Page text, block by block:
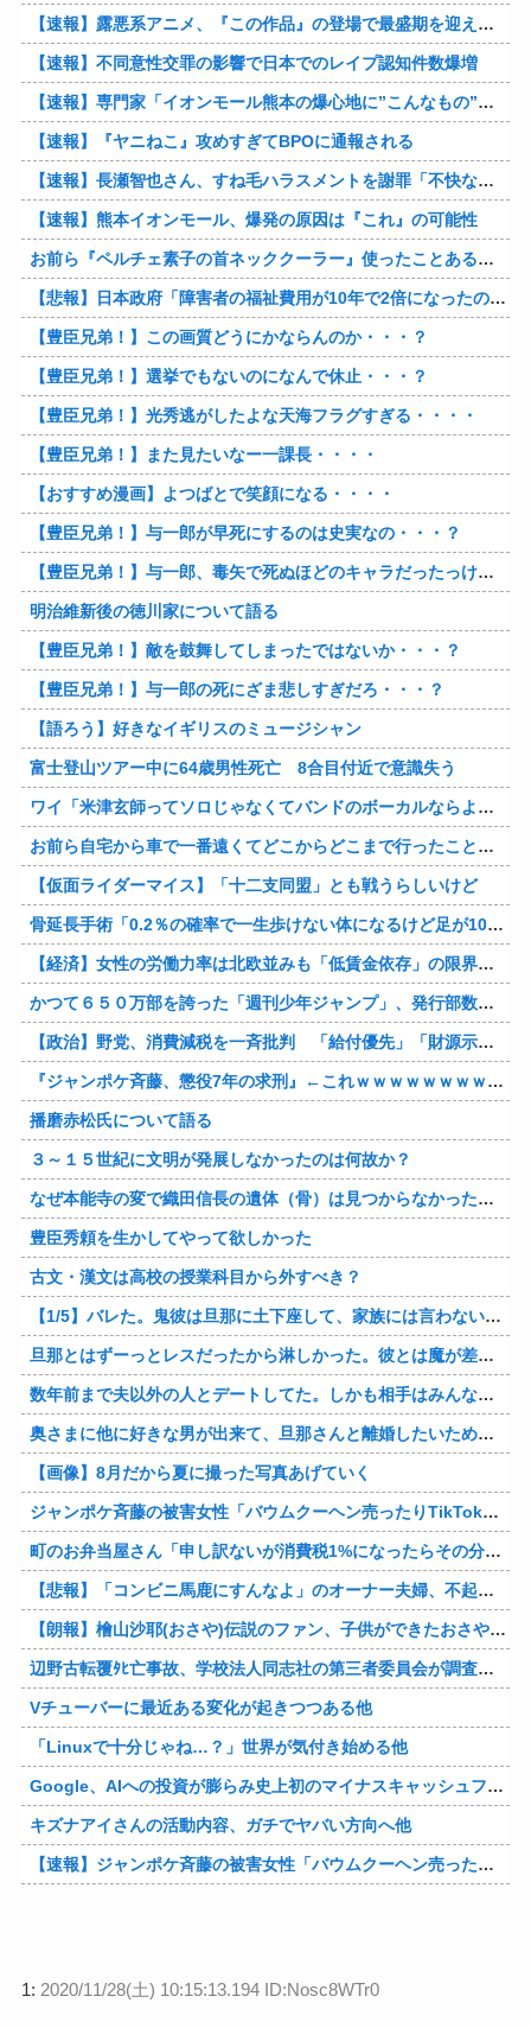
【速報】露悪系アニメ、『この作品』の登場で最盛期を迎えてしまう…
【速報】不同意性交罪の影響で日本でのレイプ認知件数爆増
【速報】専門家「イオンモール熊本の爆心地に”こんなもの”があったんだけど…」
【速報】『ヤニねこ』攻めすぎてBPOに通報される
【速報】長瀬智也さん、すね毛ハラスメントを謝罪「不快な思いをさせて申し訳ありませんでした」
【速報】熊本イオンモール、爆発の原因は『これ』の可能性
お前ら『ペルチェ素子の首ネッククーラー』使ったことあるか？
【悲報】日本政府「障害者の福祉費用が10年で2倍になったので抑制します」
【豊臣兄弟！】この画質どうにかならんのか・・・？
【豊臣兄弟！】選挙でもないのになんで休止・・・？
【豊臣兄弟！】光秀逃がしたよな天海フラグすぎる・・・・
【豊臣兄弟！】また見たいなー一課長・・・・
【おすすめ漫画】よつばとで笑顔になる・・・・
【豊臣兄弟！】与一郎が早死にするのは史実なの・・・？
【豊臣兄弟！】与一郎、毒矢で死ぬほどのキャラだったっけ・・・・
明治維新後の徳川家について語る
【豊臣兄弟！】敵を鼓舞してしまったではないか・・・？
【豊臣兄弟！】与一郎の死にざま悲しすぎだろ・・・？
【語ろう】好きなイギリスのミュージシャン
富士登山ツアー中に64歳男性死亡 8合目付近で意識失う
ワイ「米津玄師ってソロじゃなくてバンドのボーカルならよかったよね」
お前ら自宅から車で一番遠くてどこからどこまで行ったことある？
【仮面ライダーマイス】「十二支同盟」とも戦うらしいけど
骨延長手術「0.2％の確率で一生歩けない体になるけど足が10cm伸びます」←コスパ良すぎるだろ
【経済】女性の労働力率は北欧並みも「低賃金依存」の限界 団塊世代の完全引退で、企業が迫られる“最後の選択”
かつて６５０万部を誇った「週刊少年ジャンプ」、発行部数が初の100万部割れ
【政治】野党、消費減税を一斉批判 「給付優先」「財源示せ」
『ジャンポケ斉藤、懲役7年の求刑』←これｗｗｗｗｗｗｗｗｗｗｗｗｗｗｗｗｗｗ
播磨赤松氏について語る
３～１５世紀に文明が発展しなかったのは何故か？
なぜ本能寺の変で織田信長の遺体（骨）は見つからなかったのか
豊臣秀頼を生かしてやって欲しかった
古文・漢文は高校の授業科目から外すべき？
【1/5】バレた。鬼彼は旦那に土下座して、家族には言わないで下さいって…。いつの間にか子供も出来ていたようで私はドン引きでした。→お前の旦那はお前にドン引きだよｗ
旦那とはずーっとレスだったから淋しかった。彼とは魔が差したというか恋に恋してしまって… 結婚してくれ！って言われたけど、それは彼が毎日色々したいだけ。やっと目が覚めた。
数年前まで夫以外の人とデートしてた。しかも相手はみんな夫の仕事関係の人。例えるなら夫はサッカーチームの管理栄養士、デート相手複数人は全員そのサッカーチーム選手みたいな。
奥さまに他に好きな男が出来て、旦那さんと離婚したいため旦那さんのＤＶをでっちあげて、まんまと周りを騙している話を聞いたのは、未来の鬼女たちだったｗ
【画像】8月だから夏に撮った写真あげていく
ジャンポケ斉藤の被害女性「バウムクーヘン売ったりTikTokライブしててムカついたから示談しなかった」
町のお弁当屋さん「申し訳ないが消費税1%になったらその分商品代を値上げするわ」 「うちも！」
【悲報】「コンビニ馬鹿にすんなよ」のオーナー夫婦、不起訴ｗｗｗｗｗｗｗｗ
【朗報】檜山沙耶(おさや)伝説のファン、子供ができたおさやへの正直な気持ちを語るｗ
辺野古転覆ﾀﾋ亡事故、学校法人同志社の第三者委員会が調査報告書を公表 … 安全配慮義務違反や安全管理に関する検証を妨げた組織風土の存在を指摘
Vチューバーに最近ある変化が起きつつある他
「Linuxで十分じゃね…？」世界が気付き始める他
Google、AIへの投資が膨らみ史上初のマイナスキャッシュフローに陥る他
キズナアイさんの活動内容、ガチでヤバい方向へ他
【速報】ジャンポケ斉藤の被害女性「バウムクーヘン売ったりTikTokライブしててムカついたから示談しなかった」他
1: 2020/11/28(土) 10:15:13.194 ID:Nosc8WTr0